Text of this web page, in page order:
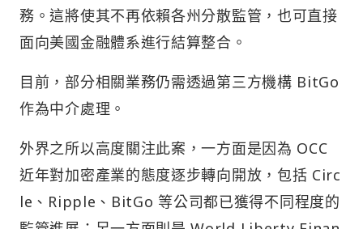
務。這將使其不再依賴各州分散監管，也可直接
面向美國金融體系進行結算整合。
目前，部分相關業務仍需透過第三方機構 BitGo
作為中介處理。
外界之所以高度關注此案，一方面是因為 OCC
近年對加密產業的態度逐步轉向開放，包括 Circ
le、Ripple、BitGo 等公司都已獲得不同程度的